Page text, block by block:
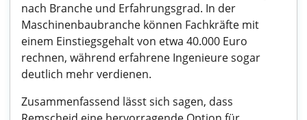
nach Branche und Erfahrungsgrad. In der
Maschinenbaubranche können Fachkräfte mit
einem Einstiegsgehalt von etwa 40.000 Euro
rechnen, während erfahrene Ingenieure sogar
deutlich mehr verdienen.
Zusammenfassend lässt sich sagen, dass